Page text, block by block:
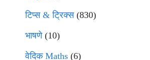
टिप्स & ट्रिक्स(830)
भाषणे(10)
वेदिक Maths (6)